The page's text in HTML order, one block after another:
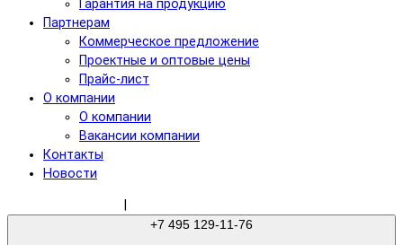
Гарантия на продукцию
Партнерам
Коммерческое предложение
Проектные и оптовые цены
Прайс-лист
О компании
О компании
Вакансии компании
Контакты
Новости